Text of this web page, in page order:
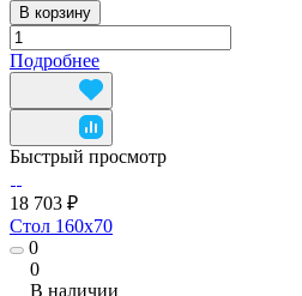
В корзину
Подробнее
Быстрый просмотр
18 703 ₽
Стол 160x70
0
0
В наличии